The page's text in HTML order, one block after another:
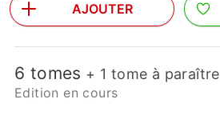
AJOUTER
6 tomes + 1 tome à paraître
Edition en cours